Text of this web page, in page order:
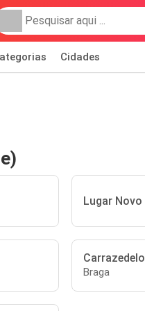
Cidades
Lugar Novo
Carrazedelo
Braga